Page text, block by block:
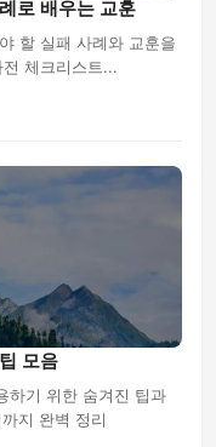
로 배우는 교훈
할 실패 사례와 교훈을
체크리스트...
모음
하기 위한 숨겨진 팁과
지 완벽 정리